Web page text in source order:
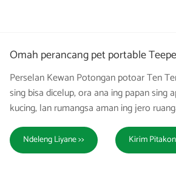
Omah perancang pet portable
Perselan Kewan Potongan potoar Ten
sing bisa dicelup, ora ana ing papan sing
kucing, lan rumangsa aman ing jero
Ndeleng Liyane >> Kirim